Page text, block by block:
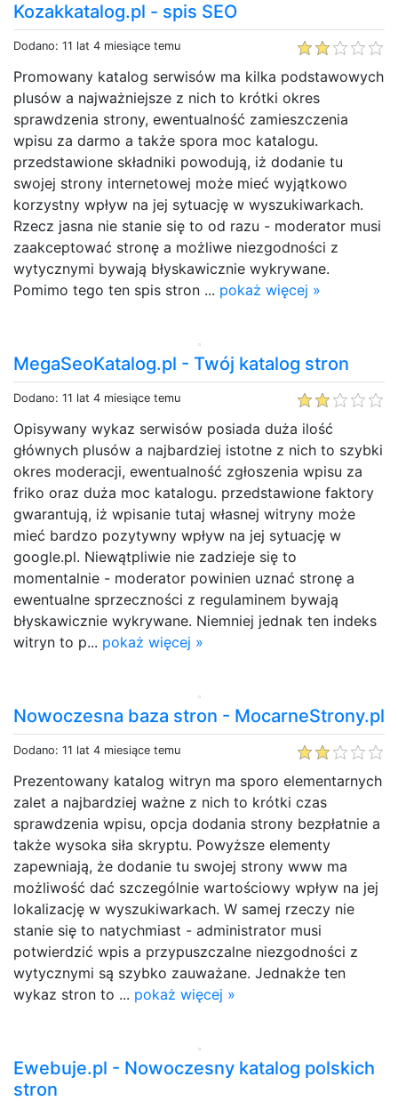
Kozakkatalog.pl - spis SEO
Dodano: 11 lat 4 miesiące temu
Promowany katalog serwisów ma kilka podstawowych
plusów a najważniejsze z nich to krótki okres
sprawdzenia strony, ewentualność zamieszczenia
wpisu za darmo a także spora moc katalogu.
przedstawione składniki powodują, iż dodanie tu
swojej strony internetowej może mieć wyjątkowo
korzystny wpływ na jej sytuację w wyszukiwarkach.
Rzecz jasna nie stanie się to od razu - moderator musi
zaakceptować stronę a możliwe niezgodności z
wytycznymi bywają błyskawicznie wykrywane.
Pomimo tego ten spis stron ... pokaż więcej »
MegaSeoKatalog.pl - Twój katalog stron
Dodano: 11 lat 4 miesiące temu
Opisywany wykaz serwisów posiada duża ilość
głównych plusów a najbardziej istotne z nich to szybki
okres moderacji, ewentualność zgłoszenia wpisu za
friko oraz duża moc katalogu. przedstawione faktory
gwarantują, iż wpisanie tutaj własnej witryny może
mieć bardzo pozytywny wpływ na jej sytuację w
google.pl. Niewątpliwie nie zadzieje się to
momentalnie - moderator powinien uznać stronę a
ewentualne sprzeczności z regulaminem bywają
błyskawicznie wykrywane. Niemniej jednak ten indeks
witryn to p... pokaż więcej »
Nowoczesna baza stron - MocarneStrony.pl
Dodano: 11 lat 4 miesiące temu
Prezentowany katalog witryn ma sporo elementarnych
zalet a najbardziej ważne z nich to krótki czas
sprawdzenia wpisu, opcja dodania strony bezpłatnie a
także wysoka siła skryptu. Powyższe elementy
zapewniają, że dodanie tu swojej strony www ma
możliwość dać szczególnie wartościowy wpływ na jej
lokalizację w wyszukiwarkach. W samej rzeczy nie
stanie się to natychmiast - administrator musi
potwierdzić wpis a przypuszczalne niezgodności z
wytycznymi są szybko zauważane. Jednakże ten
wykaz stron to ... pokaż więcej »
Ewebuje.pl - Nowoczesny katalog polskich
stron